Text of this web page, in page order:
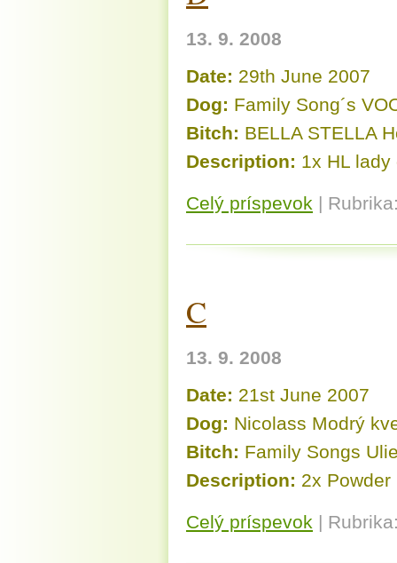
13. 9. 2008
Date: 29th June 2007
Dog: Family Song´s
Bitch: BELLA STELLA
Description: 1x HL
Celý príspevok |
C
13. 9. 2008
Date: 21st June 2007
Dog: Nicolass Modrý
Bitch: Family Songs
Description: 2x
Celý príspevok |